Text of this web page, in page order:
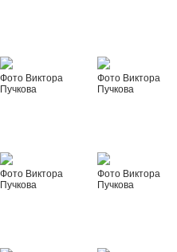
Фото Виктора
Пучкова
Фото Виктора
Пучкова
Фото Виктора
Пучкова
Фото Виктора
Пучкова